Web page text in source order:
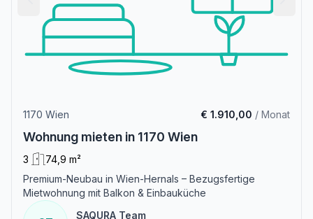
1170 Wien € 1.910,00 / Monat
Wohnung mieten in 1170 Wien
3
74,9 m²
Premium-Neubau in Wien-Hernals – Bezugsfertige
Mietwohnung mit Balkon & Einbauküche
SAQURA Team